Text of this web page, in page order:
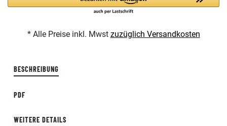
* Alle Preise inkl. Mwst zuzüglich Versandkosten
BESCHREIBUNG
PDF
WEITERE DETAILS